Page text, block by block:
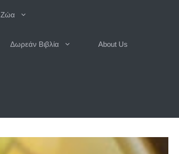
Ζώα
Δωρεάν Βιβλία About Us